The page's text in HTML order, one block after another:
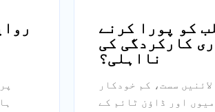
کو پورا کرنے
کارکردگی کی
نااہلی؟
سست، کم خودکار
اور ڈاؤن ٹائم کے